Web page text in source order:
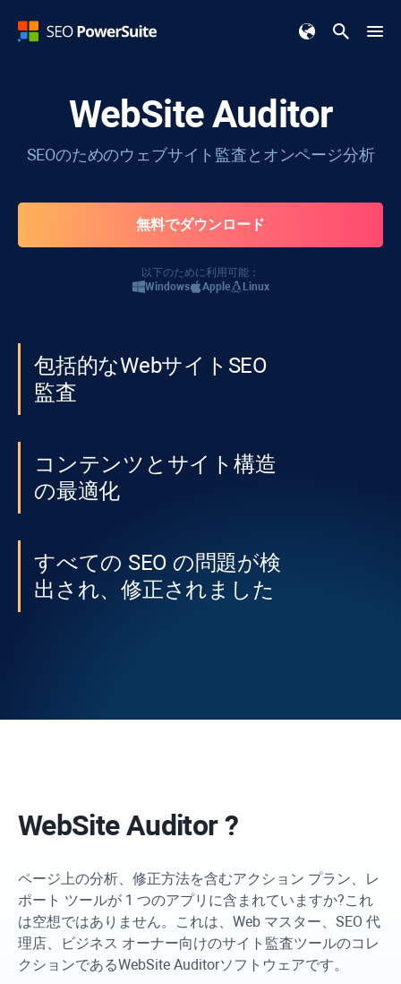
WebSite Auditor
SEOのためのウェブサイト監査とオンページ分析
無料でダウンロード
以下のために利用可能：
Windows
Apple Linux
包括的なWebサイトSEO
監査
コンテンツとサイト構造
の最適化
すべての SEO の問題が検
出され、修正されました
WebSite Auditor?
ページ上の分析、修正方法を含むアクション プラン、レ
ポート ツールが 1 つのアプリに含まれていますか?これ
は空想ではありません。これは、Web マスター、SEO 代
理店、ビジネス オーナー向けのサイト監査ツールのコレ
クションであるWebSite Auditorソフトウェアです。